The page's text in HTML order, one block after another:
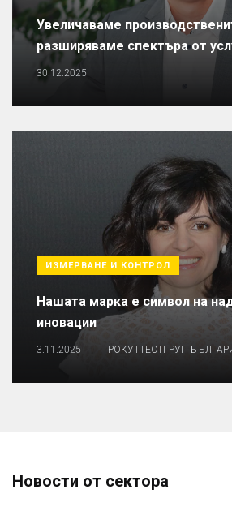
Увеличаваме
разширяваме спектъра от
30.12.2025
ИЗМЕРВАНЕ И КОНТРОЛ
Нашата марка е символ на
иновации
3.11.2025 . ТРОКУТТЕСТГРУП
Новости от сектора